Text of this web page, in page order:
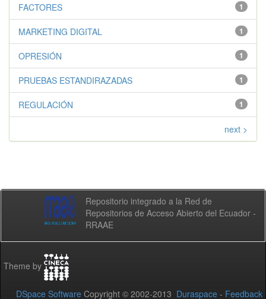
1
FACTORES
1
MARKETING DIGITAL
1
OPRESIÓN
1
PRUEBAS ESTANDIRAZADAS
1
REGULACIÓN
next >
Repositorio integrado a la Red de
Repositorios de Acceso Abierto del Ecuador -
RRAAE
Theme by
DSpace Software Copyright © 2002-2013 Duraspace - Feedback